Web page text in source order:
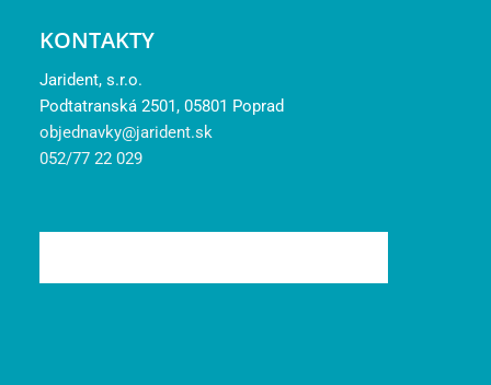
KONTAKTY
Jarident, s.r.o.
Podtatranská 2501, 05801 Poprad
objednavky@jarident.sk
052/77 22 029